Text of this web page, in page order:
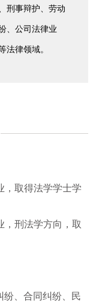
刑事辩护、劳动
、公司法律业
律领域。
，取得法学学士学
刑法学方向，取
、合同纠纷、民